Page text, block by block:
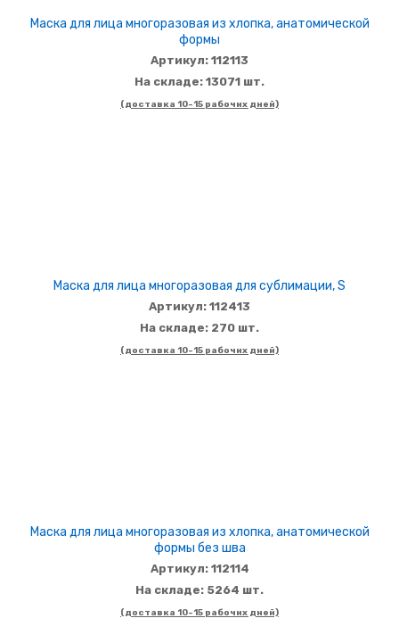
Маска для лица многоразовая из хлопка, анатомической
формы
Артикул: 112113
На складе: 13071 шт.
(доставка 10-15 рабочих дней)
Маска для лица многоразовая для сублимации, S
Артикул: 112413
На складе: 270 шт.
(доставка 10-15 рабочих дней)
Маска для лица многоразовая из хлопка, анатомической
формы без шва
Артикул: 112114
На складе: 5264 шт.
(доставка 10-15 рабочих дней)